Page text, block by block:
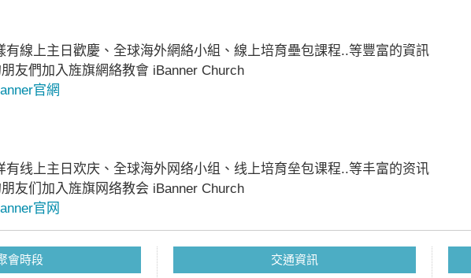
有線上主日歡慶、全球海外網絡小組、線上培育壘包課程..等豐富的資訊
友們加入旌旗網絡教會 iBanner Church
官網
有线上主日欢庆、全球海外网络小组、线上培育垒包课程..等丰富的资讯
友们加入旌旗网络教会 iBanner Church
官网
會時段 交通資訊